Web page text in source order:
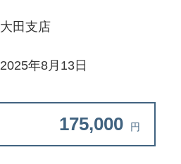
大田支店
2025年8月13日
175,000 円